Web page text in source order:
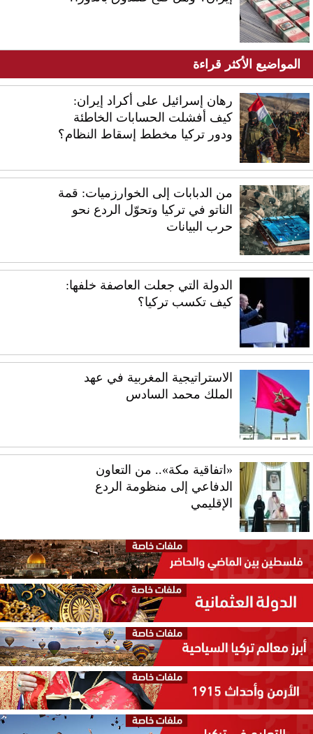
المواضيع الأكثر قراءة
رهان إسرائيل على أكراد إيران:
كيف أفشلت الحسابات الخاطئة
ودور تركيا مخطط إسقاط النظام؟
من الدبابات إلى الخوارزميات: قمة
الناتو في تركيا وتحوّل الردع نحو
حرب البيانات
الدولة التي جعلت العاصفة خلفها:
كيف تكسب تركيا؟
الاستراتيجية المغربية في عهد
الملك محمد السادس
«اتفاقية مكة».. من التعاون
الدفاعي إلى منظومة الردع
الإقليمي